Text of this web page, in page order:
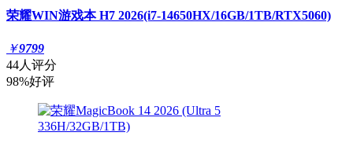
荣耀WIN游戏本 H7 2026(i7-14650HX/16GB/1TB/RTX5060)
￥9799
44人评分
98%好评